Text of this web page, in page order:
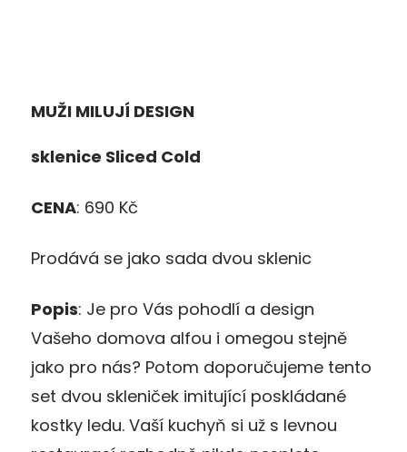
MUŽI MILUJÍ DESIGN
sklenice Sliced Cold
CENA: 690 Kč
Prodává se jako sada dvou sklenic
Popis: Je pro Vás pohodlí a design
Vašeho domova alfou i omegou stejně
jako pro nás? Potom doporučujeme tento
set dvou skleniček imitující poskládané
kostky ledu. Vaší kuchyň si už s levnou